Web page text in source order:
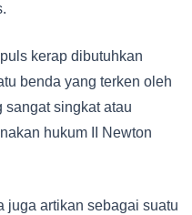
kerap dibutuhkan
benda yang terken oleh
sangat singkat atau
hukum II Newton
juga artikan sebagai suatu